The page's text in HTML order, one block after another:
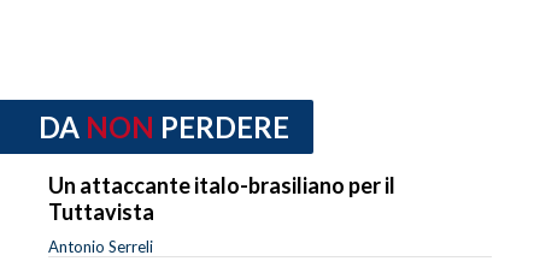
DA NON PERDERE
Un attaccante italo-brasiliano per il
Tuttavista
Antonio Serreli